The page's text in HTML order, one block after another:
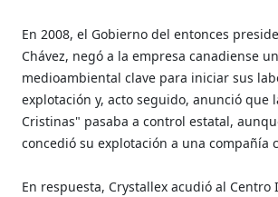
En 2008, el Gobierno del entonces
Chávez, negó a la empresa canadiense
medioambiental clave para iniciar sus
explotación y, acto seguido, anunció que
Cristinas" pasaba a control estatal,
concedió su explotación a una compañía
En respuesta, Crystallex acudió al